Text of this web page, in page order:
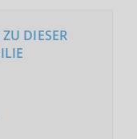
DIESER